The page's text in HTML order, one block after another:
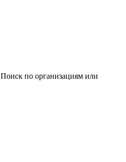
Поиск по организациям или